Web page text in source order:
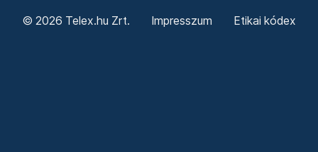
© 2026 Telex.hu Zrt. Impresszum Etikai kódex